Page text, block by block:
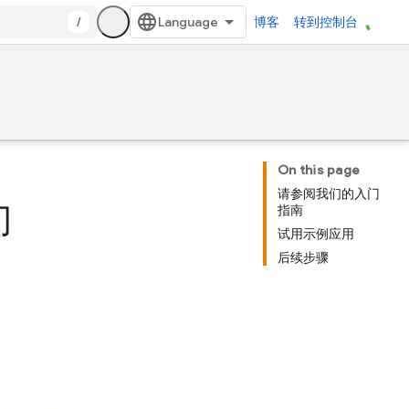
/ 博客 转到控制台
On this page
请参阅我们的入门
指南
试用示例应用
后续步骤